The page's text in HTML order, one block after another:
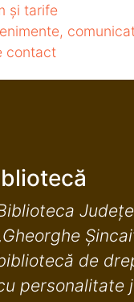
și tarife
contact
de
personalitate